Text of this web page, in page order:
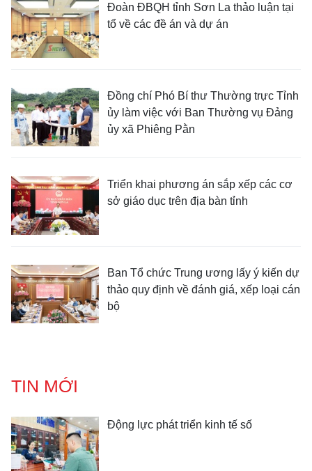
Đoàn ĐBQH tỉnh Sơn La thảo luận tại
tổ về các đề án và dự án
Đồng chí Phó Bí thư Thường trực Tỉnh
ủy làm việc với Ban Thường vụ Đảng
ủy xã Phiêng Pằn
Triển khai phương án sắp xếp các cơ
sở giáo dục trên địa bàn tỉnh
Ban Tổ chức Trung ương lấy ý kiến dự
thảo quy định về đánh giá, xếp loại cán
bộ
TIN MỚI
Động lực phát triển kinh tế số